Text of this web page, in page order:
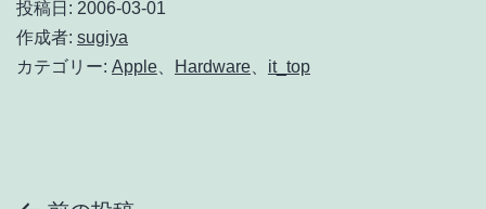
投稿日: 2006-03-01
作成者: sugiya
カテゴリー: Apple Hardware it_top